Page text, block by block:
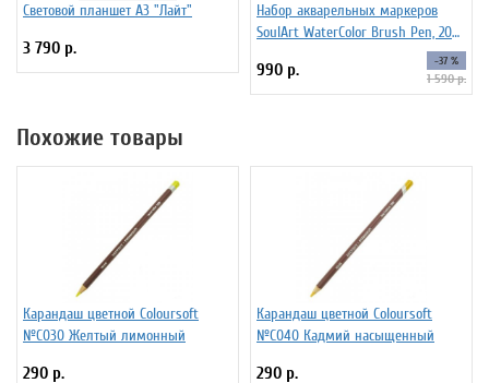
Световой планшет А3 "Лайт"
3 790 р.
Набор акварельных маркеров
SoulArt WaterColor Brush Pen, 20
990 р. -37 %
1 590 р.
Похожие товары
Карандаш цветной Coloursoft
№C030 Желтый лимонный
290 р.
Карандаш цветной Coloursoft
№C040 Кадмий насыщенный
290 р.